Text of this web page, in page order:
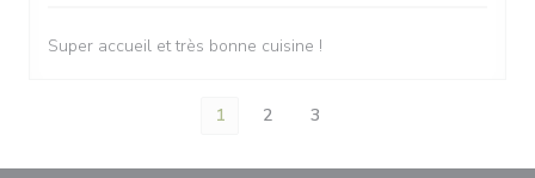
Super accueil et très bonne cuisine !
1 2 3